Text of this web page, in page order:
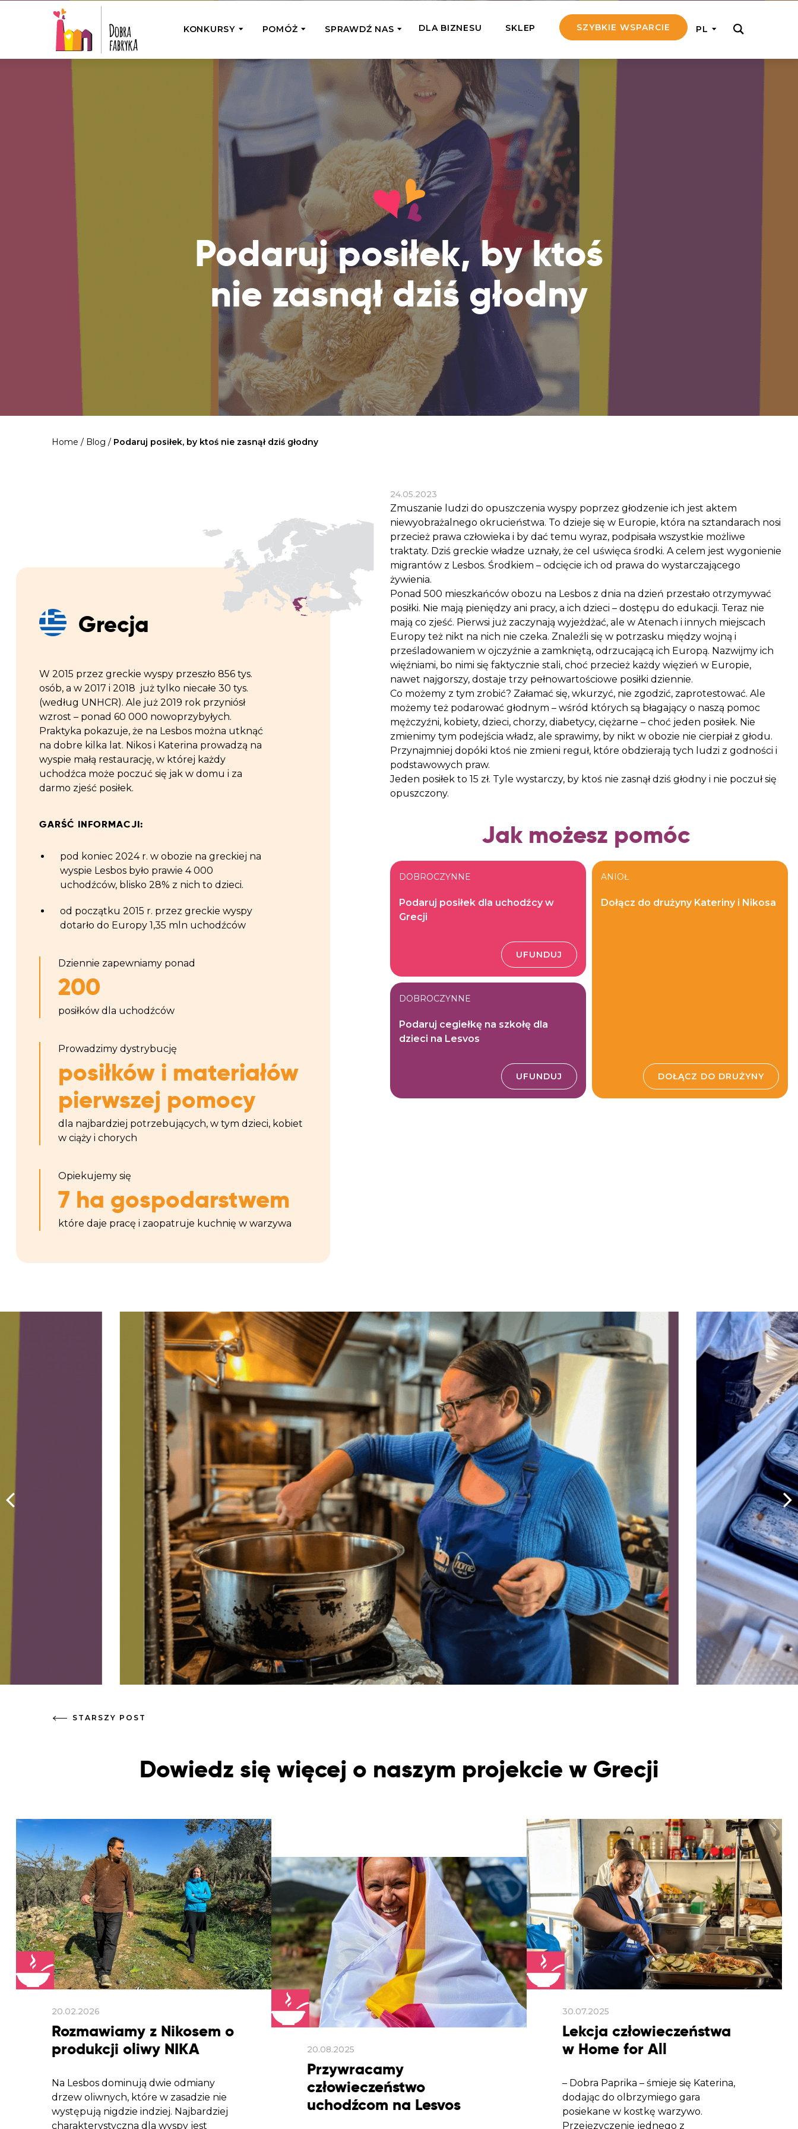
KONKURSY
Wyjedź z Nami
Odwiedź jedno z miejsc, w których
Przybij 5 w 7 Ogrodach
Wyjedź do Grecji z Michałem
Żakowskim z Radia 357
POMÓŻ
POMAGAM JEDNORAZOWO
Przekaż Kalorie
Podaruj dziecku posiłek z okazji Dnia
Dziecka
Podaruj 1,5%
Przekaż niewielką część swojego
podatku naszym podopiecznym
Pilna Pomoc
Przekaż pomoc tam, gdzie jest teraz
najbardziej potrzebna
Dobroczynne24
Zrób zakupy dla potrzebujących w
markecie z dobrymi uczynkami
Warzywniak Charbela
Zrób zakupy u niewidomego Charbela i
wspieraj Głodnych
WSPIERAM REGULARNIE
Przybij nam 5!
Pomagaj efektywnie, przekazując na
pomoc 5 zł tygodniowo
Adoptuj Seniora
Dołącz do rodziny Seniora, wspierając
go finansowo i emocjonalnie
Drużyny Aniołów
Wspieraj pracę konkretnego misjonarza
i pozostań z nim kontakcie
Wiatraczek dla Życia
Uratuj dziecko cierpiące z powodu
głodu i wspieraj edukację rodziców
SPRAWDŹ NAS
Zespół Fundacji
Poznaj listonoszy przekazanego przez
Ciebie wsparcia
Jak pomagamy
Karmimy, Leczymy, Uczymy, Dajemy
Pracę – sprawdź co to oznacza w
praktyce
Co już zrobiliśmy
Przeczytaj historie ludzi, którym już
pomogliśmy
Gdzie działamy
Sprawdź listę miejsc, do których dociera
Twoja pomoc
Sprawozdania
Zweryfikuj, w jaki sposób wydajemy
przekazane Darowizny
Cele statutowe
Sprawdź cele naszej organizacji
Kontakt
DLA BIZNESU SKLEP SZYBKIE WSPARCIE PL
Podaruj posiłek, by ktoś
nie zasnął dziś głodny
Home / Blog / Podaruj posiłek, by ktoś nie zasnął dziś głodny
Grecja
W 2015 przez greckie wyspy przeszło 856 tys.
osób, a w 2017 i 2018 już tylko niecałe 30 tys.
(według UNHCR). Ale już 2019 rok przyniósł
wzrost – ponad 60 000 nowoprzybyłych.
Praktyka pokazuje, że na Lesbos można utknąć
na dobre kilka lat. Nikos i Katerina prowadzą na
wyspie małą restaurację, w której każdy
uchodźca może poczuć się jak w domu i za
darmo zjeść posiłek.
GARŚĆ INFORMACJI:
pod koniec 2024 r. w obozie na greckiej na
wyspie Lesbos było prawie 4 000
uchodźców, blisko 28% z nich to dzieci.
od początku 2015 r. przez greckie wyspy
dotarło do Europy 1,35 mln uchodźców
Dziennie zapewniamy ponad
200
posiłków dla uchodźców
Prowadzimy dystrybucję
posiłków i materiałów
pierwszej pomocy
dla najbardziej potrzebujących, w tym dzieci, kobiet
w ciąży i chorych
Opiekujemy się
7 ha gospodarstwem
które daje pracę i zaopatruje kuchnię w warzywa
24.05.2023
Zmuszanie ludzi do opuszczenia wyspy poprzez głodzenie ich jest aktem
niewyobrażalnego okrucieństwa. To dzieje się w Europie, która na sztandarach nosi
przecież prawa człowieka i by dać temu wyraz, podpisała wszystkie możliwe
traktaty. Dziś greckie władze uznały, że cel uświęca środki. A celem jest wygonienie
migrantów z Lesbos. Środkiem – odcięcie ich od prawa do wystarczającego
żywienia.
Ponad 500 mieszkańców obozu na Lesbos z dnia na dzień przestało otrzymywać
posiłki. Nie mają pieniędzy ani pracy, a ich dzieci – dostępu do edukacji. Teraz nie
mają co zjeść. Pierwsi już zaczynają wyjeżdżać, ale w Atenach i innych miejscach
Europy też nikt na nich nie czeka. Znaleźli się w potrzasku między wojną i
prześladowaniem w ojczyźnie a zamkniętą, odrzucającą ich Europą. Nazwijmy ich
więźniami, bo nimi się faktycznie stali, choć przecież każdy więzień w Europie,
nawet najgorszy, dostaje trzy pełnowartościowe posiłki dziennie.
Co możemy z tym zrobić? Załamać się, wkurzyć, nie zgodzić, zaprotestować. Ale
możemy też podarować głodnym – wśród których są błagający o naszą pomoc
mężczyźni, kobiety, dzieci, chorzy, diabetycy, ciężarne – choć jeden posiłek. Nie
zmienimy tym podejścia władz, ale sprawimy, by nikt w obozie nie cierpiał z głodu.
Przynajmniej dopóki ktoś nie zmieni reguł, które obdzierają tych ludzi z godności i
podstawowych praw.
Jeden posiłek to 15 zł. Tyle wystarczy, by ktoś nie zasnął dziś głodny i nie poczuł się
opuszczony.
Jak możesz pomóc
DOBROCZYNNE
Podaruj posiłek dla uchodźcy w
Grecji
UFUNDUJ
DOBROCZYNNE
Podaruj cegiełkę na szkołę dla
dzieci na Lesvos
UFUNDUJ
ANIOŁ
Dołącz do drużyny Kateriny i Nikosa
DOŁĄCZ DO DRUŻYNY
STARSZY POST
Dowiedz się więcej o naszym projekcie w Grecji
20.02.2026
Rozmawiamy z Nikosem o
produkcji oliwy NIKA
Na Lesbos dominują dwie odmiany
drzew oliwnych, które w zasadzie nie
występują nigdzie indziej. Najbardziej
charakterystyczna dla wyspy jest
20.08.2025
Przywracamy
człowieczeństwo
uchodźcom na Lesvos
30.07.2025
Lekcja człowieczeństwa
w Home for All
– Dobra Paprika – śmieje się Katerina,
dodając do olbrzymiego gara
posiekane w kostkę warzywo.
Przejęzyczenie jednego z